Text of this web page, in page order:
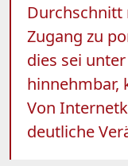
Durchschnitt
Zugang zu
dies sei
hinnehmbar,
Von
deutliche